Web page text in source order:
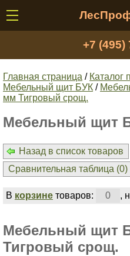
+7 (495)
Главная страница / Каталог
Мебельный щит БУК /
мм Тигровый срощ.
Мебельный щит
Назад в список товаров
Сравнительная таблица (0)
В корзинетоваров: 0 ,
Мебельный щит
Тигровый срощ.